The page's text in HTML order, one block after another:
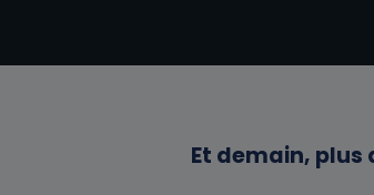
Et demain,